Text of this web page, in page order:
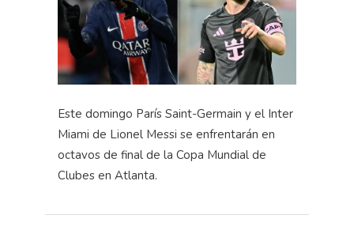
Este domingo París Saint-Germain y el Inter
Miami de Lionel Messi se enfrentarán en
octavos de final de la Copa Mundial de
Clubes en Atlanta.